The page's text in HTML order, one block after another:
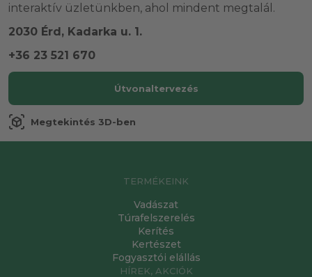
interaktív üzletünkben, ahol mindent megtalál.
2030 Érd, Kadarka u. 1.
+36 23 521 670
Útvonaltervezés
view_in_ar Megtekintés 3D-ben
TERMÉKEINK
Vadászat
Túrafelszerelés
Kerítés
Kertészet
Fogyasztói elállás
HÍREK, AKCIÓK